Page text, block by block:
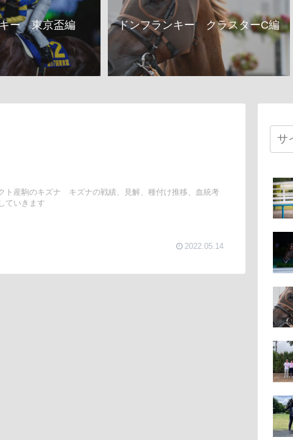
キー 東京盃編 ドンフランキー クラスターC編
産駒のキズナ キズナの戦績、見解、種付け推移、血統考
ていきます
2022.05.14